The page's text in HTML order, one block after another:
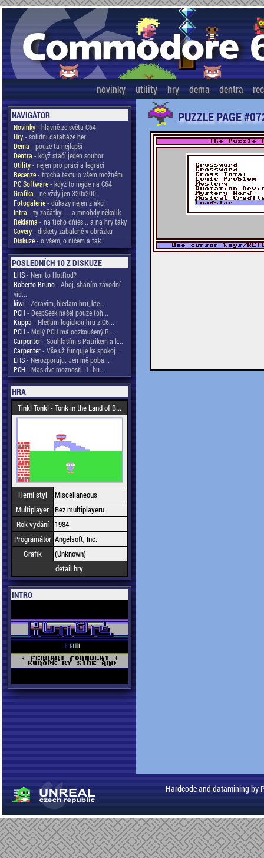
novinky utility hry dema dentra
NAVIGÁTOR
Novinky- hlavně ze světa C64
Hry- solidní databáze her
Dema - pouze ta nejlepší
Dentra - když stačí jeden soubor
Utility- nejen pro práci a legraci
Recenze- trocha textu o všem možném
PC Software- když to nejde na C64
Grafika - ne vždy jen 320x200
Fotogalerie- důkazy nejen z akcí
Intra - ty začátky! ... a mnohdy několik
Reklama - na ticho dňies .. a na hry taky
Covery- diskety zabalené v obrázku
Diskuze- o všem, o ničem a tak
POSLEDNÍCH 10 Z DISKUZE
LHS- Není to HotRod?
Roberto Bruno- Ahoj, sháním závodní
vid...
kiwi - Zdravim, hledam hru, kte...
PCH- DeepSeek našel pouze toh...
Kuppa - Hledám logickou hru z C6...
PCH- Mdlý PCH má odzkoušený R...
Carpenter- Souhlasím s Patrikem a k...
Carpenter- Vše už funguje ke spokoj...
LHS- Nerozporuju. Jen mě poba...
PCH- Mas dve moznosti. 1. bu...
HRA
Tink! Tonk! - Tonk in the Land of B...
Herní styl
Miscellaneous
Multiplayer Bez multiplayeru
Rok vydání
1984
Programátor Angelsoft, Inc.
Grafik
(Unknown)
detail hry
INTRO
PUZZLE PAGE
Hardcode and datamining by